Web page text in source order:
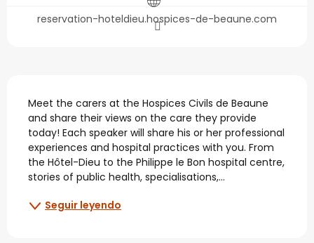
reservation-hoteldieu.hospices-de-beaune.com
Descripción
Meet the carers at the Hospices Civils de Beaune
and share their views on the care they provide
today! Each speaker will share his or her professional
experiences and hospital practices with you. From
the Hôtel-Dieu to the Philippe le Bon hospital centre,
stories of public health, specialisations,...
Seguir leyendo